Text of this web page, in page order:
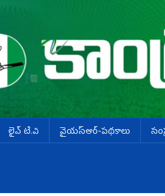
లైవ్ టి.వి వైయస్ఆర్-పథకాలు